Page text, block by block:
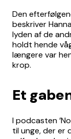
Den
beskriver
lyden af de
holdt hende
længere var
krop.
Et
I podcasten
til unge, der er